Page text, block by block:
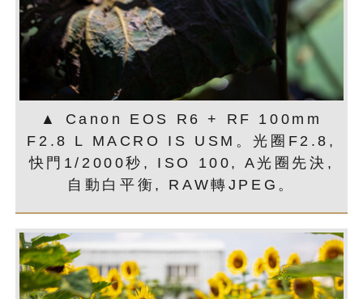
▲ Canon EOS R6 + RF 100mm
F2.8 L MACRO IS USM。光圈F2.8,
快門1/2000秒, ISO 100, A光圈先決,
自動白平衡, RAW轉JPEG。